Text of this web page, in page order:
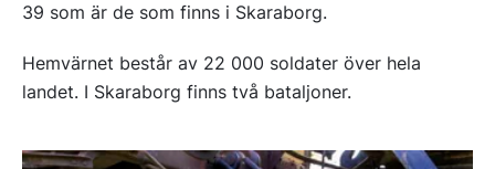
39 som är de som finns i Skaraborg.
Hemvärnet består av 22 000 soldater över hela
landet. I Skaraborg finns två bataljoner.